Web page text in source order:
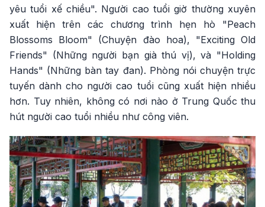
yêu tuổi xế chiều". Người cao tuổi giờ thường xuyên
xuất hiện trên các chương trình hẹn hò "Peach
Blossoms Bloom" (Chuyện đào hoa), "Exciting Old
Friends" (Những người bạn già thú vị), và "Holding
Hands" (Những bàn tay đan). Phòng nói chuyện trực
tuyến dành cho người cao tuổi cũng xuất hiện nhiều
hơn. Tuy nhiên, không có nơi nào ở Trung Quốc thu
hút người cao tuổi nhiều như công viên.